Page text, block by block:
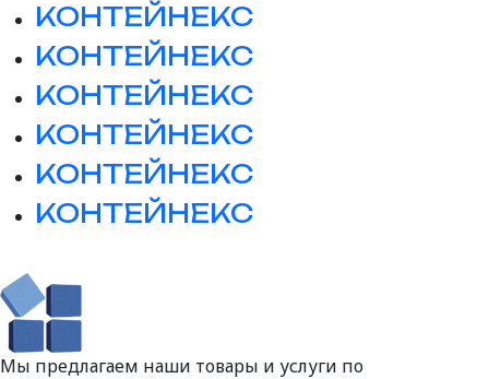
КОНТЕЙНЕКС
КОНТЕЙНЕКС
КОНТЕЙНЕКС
КОНТЕЙНЕКС
КОНТЕЙНЕКС
КОНТЕЙНЕКС
Мы предлагаем наши товары и услуги по